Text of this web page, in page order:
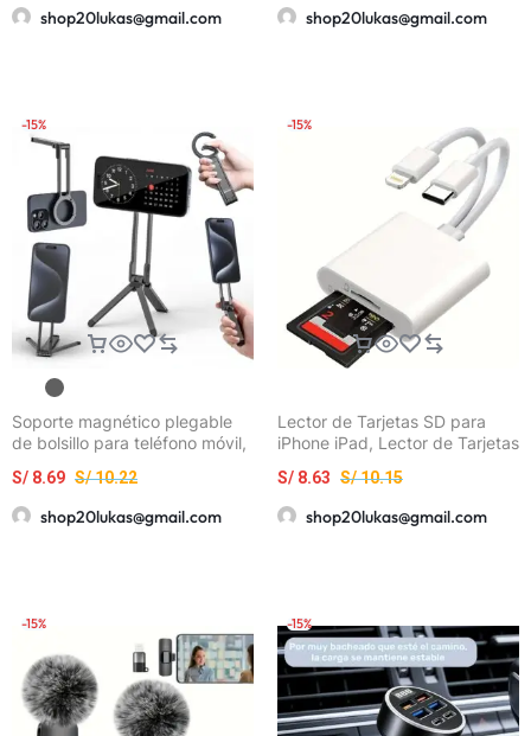
cuello redondo de alta calidad
shop20lukas@gmail.com
laptops. Ideal para mejorar
selfies, videollamadas y vlogs
shop20lukas@gmail.com
-15%
Soporte magnético plegable
de bolsillo para teléfono móvil,
viaje, soporte ajustable
S/10.22
S/ 8.69
shop20lukas@gmail.com
-15%
Lector de Tarjetas SD para
iPhone iPad, Lector de Tarjetas
con 2 Ranuras USB C para
Tarjeta de Memoria/SD,
Adaptador Lector de Tarjetas
S/10.15
S/ 8.63
shop20lukas@gmail.com
-15% -15%